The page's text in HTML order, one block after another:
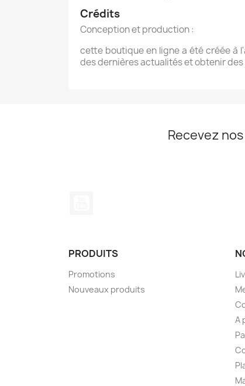
Crédits
Conception et production :
cette boutique en ligne a été créée à
des dernières actualités et obtenir
Recevez
PRODUITS
Promotions
Nouveaux produits
A